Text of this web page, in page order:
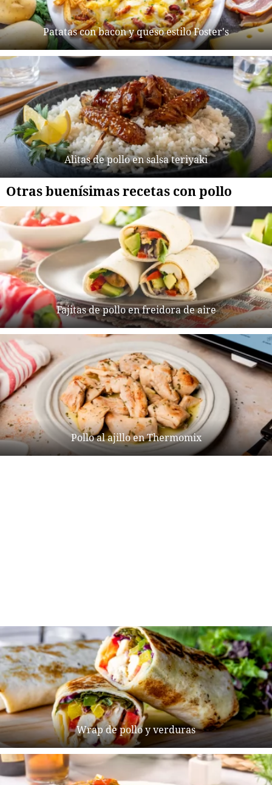
Patatas con bacon y queso estilo Foster's
Alitas de pollo en salsa teriyaki
Otras buenísimas recetas con pollo
Fajitas de pollo en freidora de aire
Pollo al ajillo en Thermomix
Wrap de pollo y verduras